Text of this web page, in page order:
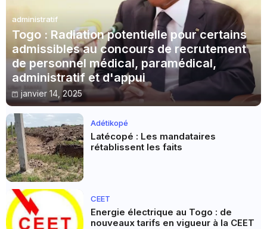
administratif
Togo : Radiation potentielle pour certains
admissibles au concours de recrutement
de personnel médical, paramédical,
administratif et d'appui
janvier 14, 2025
Adétikopé
Latécopé : Les mandataires
rétablissent les faits
CEET
Energie électrique au Togo : de
nouveaux tarifs en vigueur à la CEET